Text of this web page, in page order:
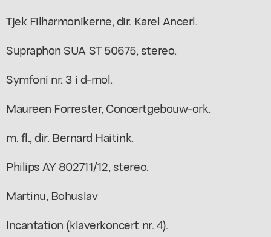
Tjek Filharmonikerne, dir. Karel Ancerl.
Supraphon SUA ST 50675, stereo.
Symfoni nr. 3 i d-mol.
Maureen Forrester, Concertgebouw-ork.
m. fl., dir. Bernard Haitink.
Philips AY 802711/12, stereo.
Martinu, Bohuslav
Incantation (klaverkoncert nr. 4).